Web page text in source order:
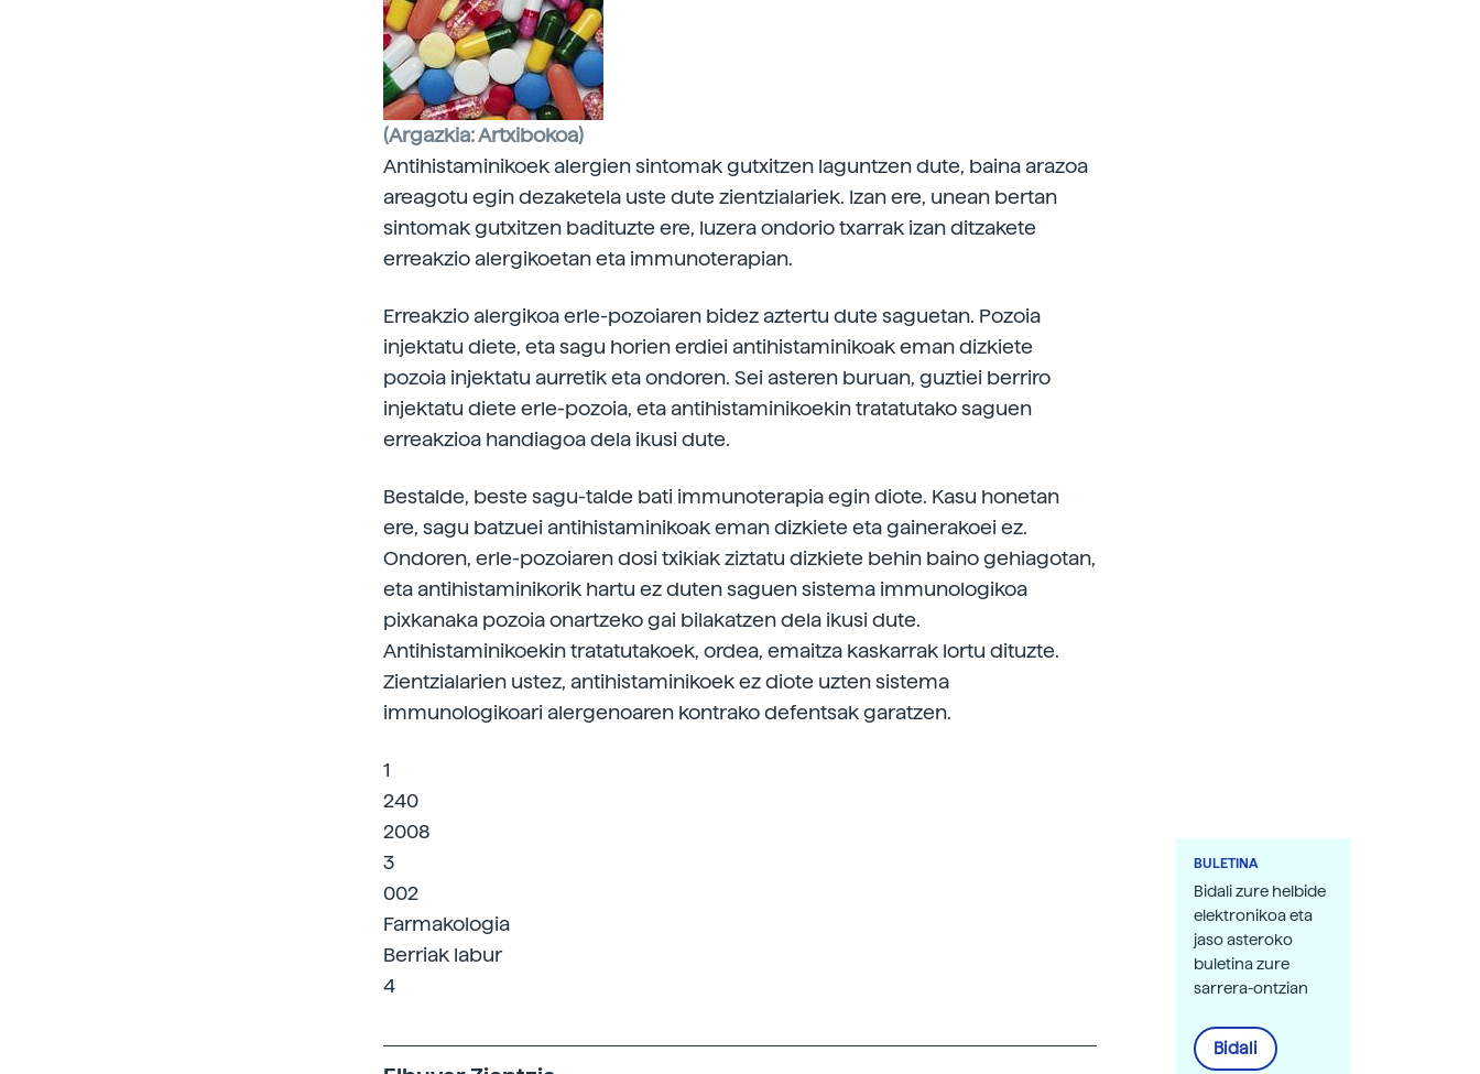
(Argazkia: Artxibokoa)
Antihistaminikoek alergien sintomak gutxitzen laguntzen dute, baina arazoa
areagotu egin dezaketela uste dute zientzialariek. Izan ere, unean bertan
sintomak gutxitzen badituzte ere, luzera ondorio txarrak izan ditzakete
erreakzio alergikoetan eta immunoterapian.
Erreakzio alergikoa erle-pozoiaren bidez aztertu dute saguetan. Pozoia
injektatu diete, eta sagu horien erdiei antihistaminikoak eman dizkiete
pozoia injektatu aurretik eta ondoren. Sei asteren buruan, guztiei berriro
injektatu diete erle-pozoia, eta antihistaminikoekin tratatutako saguen
erreakzioa handiagoa dela ikusi dute.
Bestalde, beste sagu-talde bati immunoterapia egin diote. Kasu honetan
ere, sagu batzuei antihistaminikoak eman dizkiete eta gainerakoei ez.
Ondoren, erle-pozoiaren dosi txikiak ziztatu dizkiete behin baino gehiagotan,
eta antihistaminikorik hartu ez duten saguen sistema immunologikoa
pixkanaka pozoia onartzeko gai bilakatzen dela ikusi dute.
Antihistaminikoekin tratatutakoek, ordea, emaitza kaskarrak lortu dituzte.
Zientzialarien ustez, antihistaminikoek ez diote uzten sistema
immunologikoari alergenoaren kontrako defentsak garatzen.
1
240
2008
3
002
Farmakologia
Berriak labur
4
BULETINA
Bidali zure helbide
elektronikoa eta
jaso asteroko
buletina zure
sarrera-ontzian
Bidali